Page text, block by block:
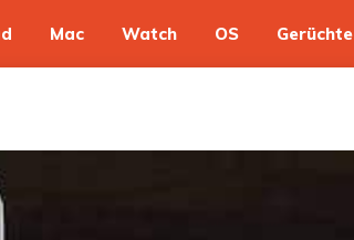
Mac Watch OS Gerüchte